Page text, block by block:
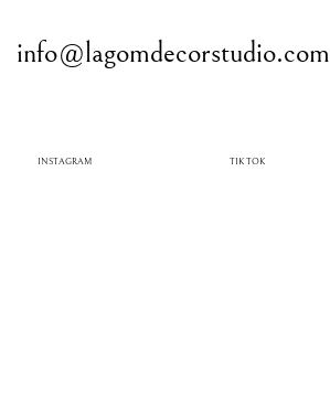
info@lagomdecorstudio.com
INSTAGRAM TIK TOK